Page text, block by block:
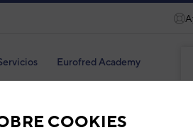
COOKIES
Eurofred Academy